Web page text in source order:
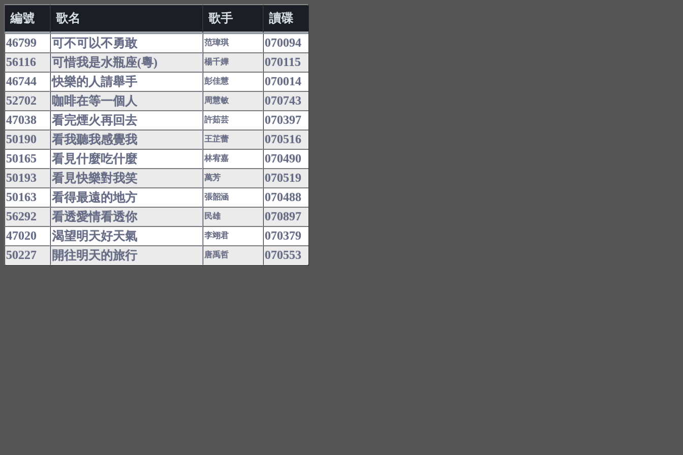
編號 歌名 歌手
讀碟
46799
可不可以不勇敢 范瑋琪
070094
56116
可惜我是水瓶座(粵) 楊千嬅
070115
46744
快樂的人請舉手 彭佳慧
070014
52702
咖啡在等一個人 周慧敏
070743
47038
看完煙火再回去 許茹芸
070397
50190
看我聽我感覺我 王芷蕾
070516
50165
看見什麼吃什麼 林宥嘉
070490
50193
看見快樂對我笑 萬芳
070519
50163
看得最遠的地方 張韶涵
070488
56292
看透愛情看透你 民雄
070897
47020
渴望明天好天氣 李翊君
070379
50227
開往明天的旅行 唐禹哲 070553